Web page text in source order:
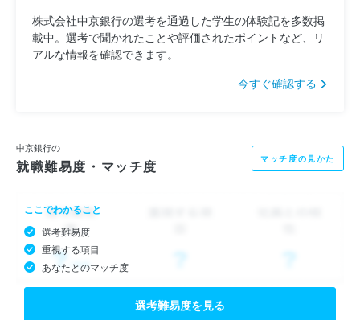
株式会社中京銀行の選考を通過した学生の体験記を多数掲
載中。選考で聞かれたことや評価されたポイントなど、リ
アルな情報を確認できます。
今すぐ確認する
中京銀行の
就職難易度・マッチ度 マッチ度の見かた
ここでわかること
選考難易度
重視する項目
あなたとのマッチ度
選考難易度を見る